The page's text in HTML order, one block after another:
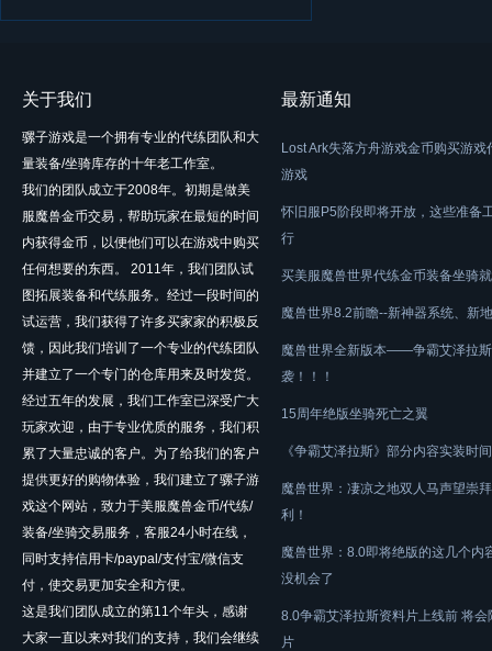
关于我们
骡子游戏是一个拥有专业的代练团队和大
量装备/坐骑库存的十年老工作室。
我们的团队成立于2008年。初期是做美
服魔兽金币交易，帮助玩家在最短的时间
内获得金币，以便他们可以在游戏中购买
任何想要的东西。 2011年，我们团队试
图拓展装备和代练服务。经过一段时间的
试运营，我们获得了许多买家家的积极反
馈，因此我们培训了一个专业的代练团队
并建立了一个专门的仓库用来及时发货。
经过五年的发展，我们工作室已深受广大
玩家欢迎，由于专业优质的服务，我们积
累了大量忠诚的客户。为了给我们的客户
提供更好的购物体验，我们建立了骡子游
戏这个网站，致力于美服魔兽金币/代练/
装备/坐骑交易服务，客服24小时在线，
同时支持信用卡/paypal/支付宝/微信支
付，使交易更加安全和方便。
这是我们团队成立的第11个年头，感谢
大家一直以来对我们的支持，我们会继续
最新通知
Lost Ark失落方舟游戏金币购买游戏
游戏
怀旧服P5阶段即将开放，这些准备
行
买美服魔兽世界代练金币装备坐骑
魔兽世界8.2前瞻--新神器系统、新
魔兽世界全新版本——争霸艾泽拉
袭！！！
15周年绝版坐骑死亡之翼
《争霸艾泽拉斯》部分内容实装时
魔兽世界：凄凉之地双人马声望崇
利！
魔兽世界：8.0即将绝版的这几个内
没机会了
8.0争霸艾泽拉斯资料片上线前 将会
片